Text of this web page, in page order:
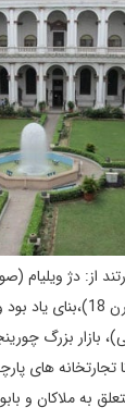
از: دژ ویلیام
ساخت بریتانیایی ها در
بازار بزرگ
تجارتخانه های
به ملاکان و